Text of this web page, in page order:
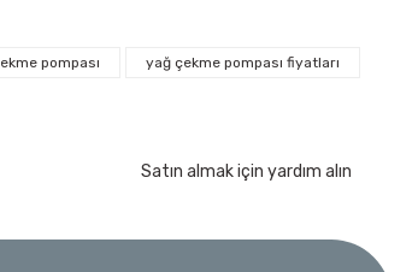
pompası yağ çekme pompası fiyatları
Satın almak için yardım alın